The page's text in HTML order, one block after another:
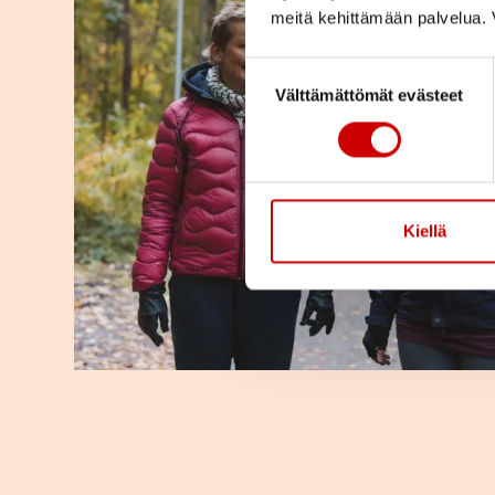
meitä kehittämään
Suostumuksen valinta
Välttämättömät evästeet
Kiellä